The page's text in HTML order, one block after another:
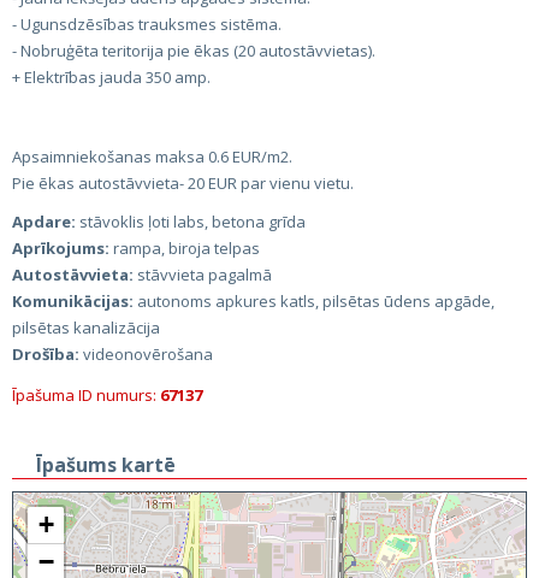
- Ugunsdzēsības trauksmes sistēma.
- Nobruģēta teritorija pie ēkas (20 autostāvvietas).
+ Elektrības jauda 350 amp.
Apsaimniekošanas maksa 0.6 EUR/m2.
Pie ēkas autostāvvieta- 20 EUR par vienu vietu.
Apdare: stāvoklis ļoti labs, betona grīda
Aprīkojums: rampa, biroja telpas
Autostāvvieta: stāvvieta pagalmā
Komunikācijas: autonoms apkures katls, pilsētas ūdens apgāde,
pilsētas kanalizācija
Drošība: videonovērošana
Īpašuma ID numurs: 67137
Īpašums kartē
+
−